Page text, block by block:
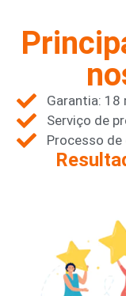
Garantia: 18
Serviço de
Processo